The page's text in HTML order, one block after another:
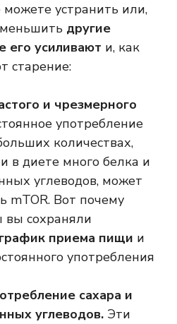
устранить или,
другие
его усиливают и, как
старение:
и чрезмерного
употребление
количествах,
в диете много белка и
углеводов, может
mTOR. Вот почему
вы сохраняли
приема пищи и
употребления
сахара и
углеводов. Эти